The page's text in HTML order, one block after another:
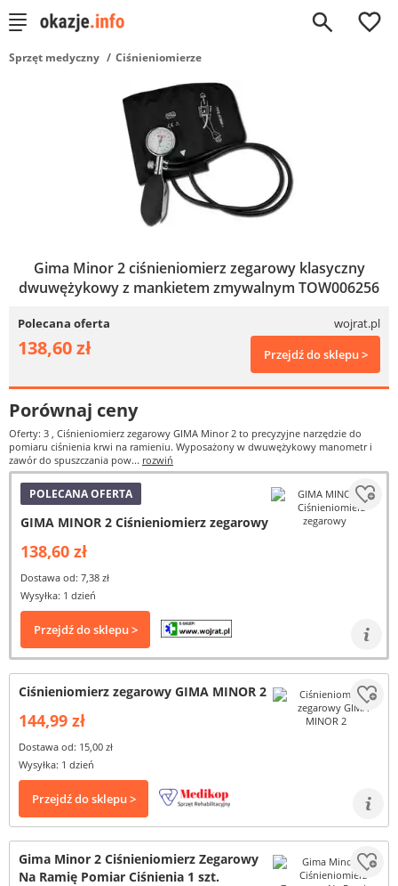
0
Sprzęt medyczny Ciśnieniomierze
Gima Minor 2 ciśnieniomierz zegarowy klasyczny
dwuwężykowy z mankietem zmywalnym TOW006256
Polecana oferta wojrat.pl
138,60 zł Przejdź do sklepu >
Porównaj ceny
Oferty: 3 , Ciśnieniomierz zegarowy GIMA Minor 2 to precyzyjne narzędzie do
pomiaru ciśnienia krwi na ramieniu. Wyposażony w dwuwężykowy manometr i
zawór do spuszczania pow... rozwiń
POLECANA OFERTA
GIMA MINOR 2 Ciśnieniomierz zegarowy
138,60 zł
Dostawa od: 7,38 zł
Wysyłka: 1 dzień
Przejdź do sklepu >
Ciśnieniomierz zegarowy GIMA MINOR 2
144,99 zł
Dostawa od: 15,00 zł
Wysyłka: 1 dzień
Przejdź do sklepu >
Gima Minor 2 Ciśnieniomierz Zegarowy
Na Ramię Pomiar Ciśnienia 1 szt.